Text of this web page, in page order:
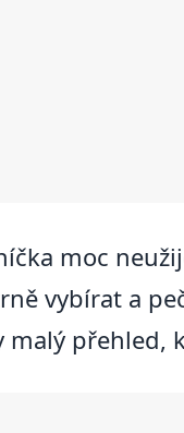
moc
vybírat a
přehled,